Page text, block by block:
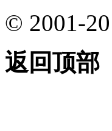
© 2001-
返回顶部